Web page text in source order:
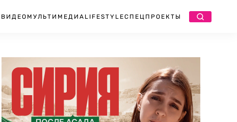
ВИДЕО МУЛЬТИМЕДИА LIFESTYLEСПЕЦПРОЕКТЫ